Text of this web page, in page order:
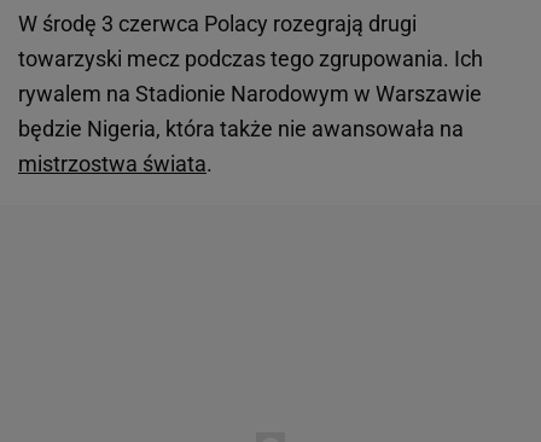
W środę 3 czerwca Polacy rozegrają drugi
towarzyski mecz podczas tego zgrupowania. Ich
rywalem na Stadionie Narodowym w Warszawie
będzie Nigeria, która także nie awansowała na
mistrzostwa świata.